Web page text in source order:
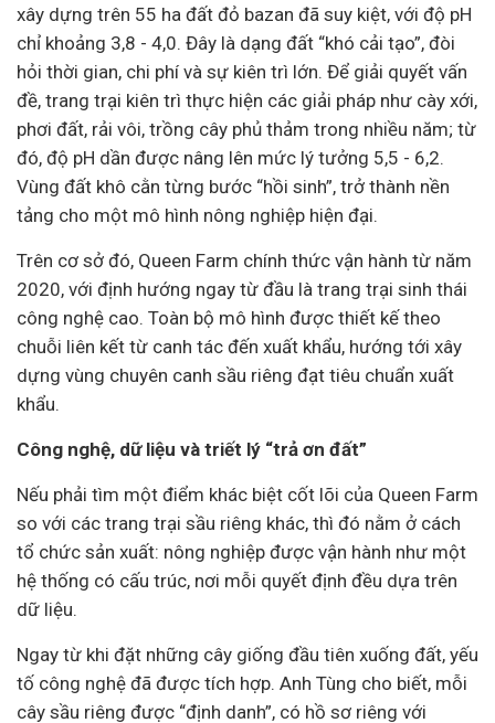
xây dựng trên 55 ha đất đỏ bazan đã suy kiệt, với độ pH
chỉ khoảng 3,8 - 4,0. Đây là dạng đất “khó cải tạo”, đòi
hỏi thời gian, chi phí và sự kiên trì lớn. Để giải quyết vấn
đề, trang trại kiên trì thực hiện các giải pháp như cày xới,
phơi đất, rải vôi, trồng cây phủ thảm trong nhiều năm; từ
đó, độ pH dần được nâng lên mức lý tưởng 5,5 - 6,2.
Vùng đất khô cằn từng bước “hồi sinh”, trở thành nền
tảng cho một mô hình nông nghiệp hiện đại.
Trên cơ sở đó, Queen Farm chính thức vận hành từ năm
2020, với định hướng ngay từ đầu là trang trại sinh thái
công nghệ cao. Toàn bộ mô hình được thiết kế theo
chuỗi liên kết từ canh tác đến xuất khẩu, hướng tới xây
dựng vùng chuyên canh sầu riêng đạt tiêu chuẩn xuất
khẩu.
Công nghệ, dữ liệu và triết lý “trả ơn đất”
Nếu phải tìm một điểm khác biệt cốt lõi của Queen Farm
so với các trang trại sầu riêng khác, thì đó nằm ở cách
tổ chức sản xuất: nông nghiệp được vận hành như một
hệ thống có cấu trúc, nơi mỗi quyết định đều dựa trên
dữ liệu.
Ngay từ khi đặt những cây giống đầu tiên xuống đất, yếu
tố công nghệ đã được tích hợp. Anh Tùng cho biết, mỗi
cây sầu riêng được “định danh”, có hồ sơ riêng với